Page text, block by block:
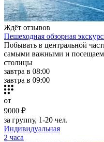
Ждёт отзывов
Пешеходная обзорная
Побывать в центральной
самыми важными и
столицы
завтра в 08:00
завтра в 09:00
от
9000 ₽
за группу, 1-20 чел.
Индивидуальная
2 часа